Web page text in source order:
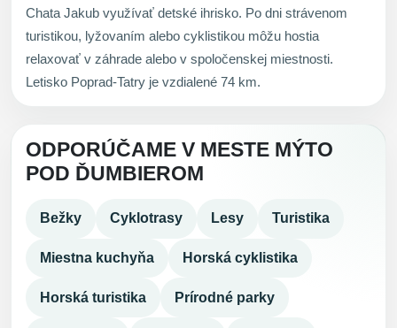
Chata Jakub využívať detské ihrisko. Po dni strávenom
turistikou, lyžovaním alebo cyklistikou môžu hostia
relaxovať v záhrade alebo v spoločenskej miestnosti.
Letisko Poprad-Tatry je vzdialené 74 km.
ODPORÚČAME V MESTE MÝTO
POD ĎUMBIEROM
Bežky Cyklotrasy Lesy Turistika
Miestna kuchyňa Horská cyklistika
Horská turistika Prírodné parky